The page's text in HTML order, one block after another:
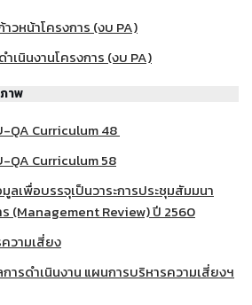
วหน้าโครงการ (งบ PA)
เนินงานโครงการ (งบ PA)
าพ
QA Curriculum 48
QA Curriculum 58
เพื่อบรรจุเป็นวาระการประชุมสัมมนา
(Management Review) ปี 2560
วามเสี่ยง
รดำเนินงาน แผนการบริหารความเสี่ยงฯ